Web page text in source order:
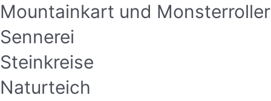
Mountainkart und Monsterroller
Sennerei
Steinkreise
Naturteich